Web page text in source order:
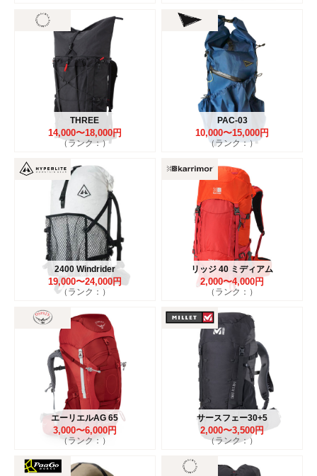
THREE
14,000〜18,000円
（ランク：）
PAC-03
10,000〜15,000円
（ランク：）
2400 Windrider
19,000〜24,000円
（ランク：）
リッジ 40 ミディアム
2,000〜4,000円
（ランク：）
エーリエルAG 65
3,000〜6,000円
（ランク：）
サースフェー30+5
2,000〜3,500円
（ランク：）